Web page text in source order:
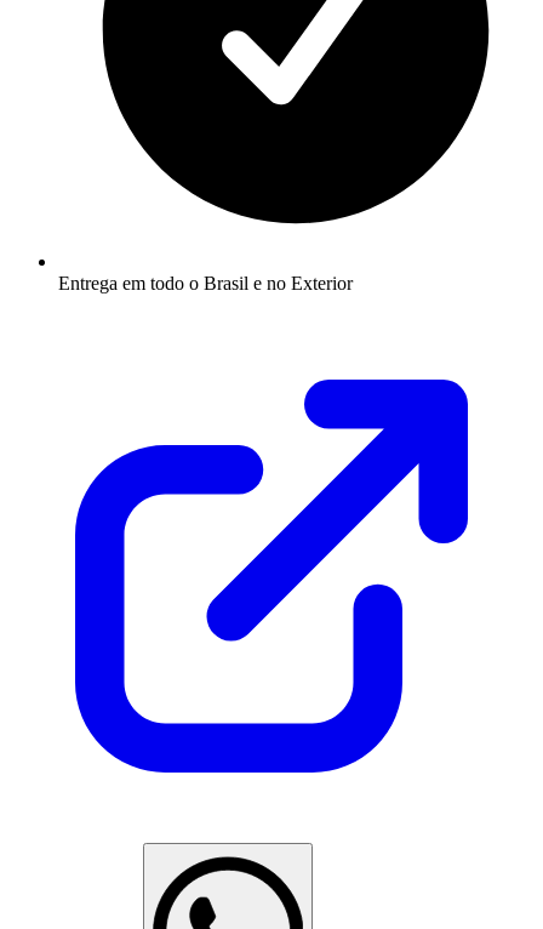
Entrega em todo o Brasil e no Exterior